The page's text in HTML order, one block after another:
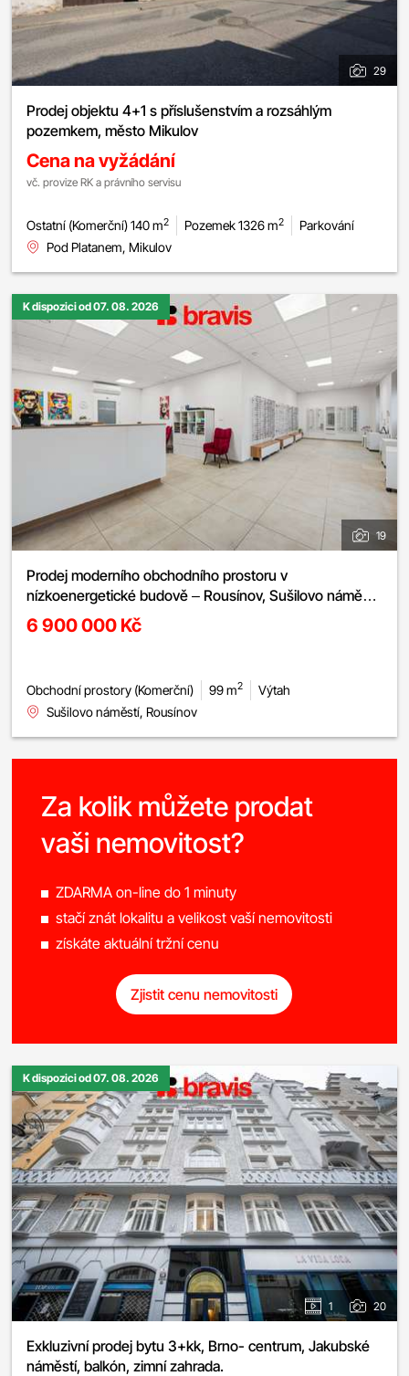
29
Prodej objektu 4+1 s příslušenstvím a rozsáhlým
pozemkem, město Mikulov
Cena na vyžádání
vč. provize RK a právního servisu
Ostatní (Komerční) 140 m2 Pozemek 1326 m2
Parkování
Pod Platanem, Mikulov
K dispozici od 07. 08. 2026
19
Prodej moderního obchodního prostoru v
nízkoenergetické budově – Rousínov, Sušilovo náměstí,
novostavba
6 900 000 Kč
Obchodní prostory (Komerční) 99 m2
Výtah
Sušilovo náměstí, Rousínov
Za kolik můžete prodat
vaši nemovitost?
ZDARMA on-line do 1 minuty
stačí znát lokalitu a velikost vaší nemovitosti
získáte aktuální tržní cenu
Zjistit cenu nemovitosti
K dispozici od 07. 08. 2026
1 20
Exkluzivní prodej bytu 3+kk, Brno- centrum, Jakubské
náměstí, balkón, zimní zahrada.